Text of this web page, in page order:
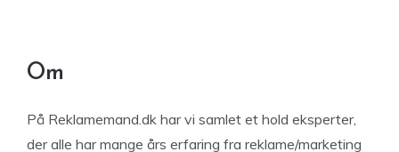
Om
På Reklamemand.dk har vi samlet et hold eksperter,
der alle har mange års erfaring fra reklame/marketing